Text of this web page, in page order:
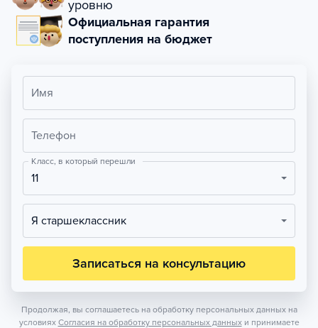
уровню
Официальная гарантия
поступления на бюджет
Имя
Телефон
Класс, в который перешли
11
Я старшеклассник
Записаться на консультацию
Продолжая, вы соглашаетесь на обработку персональных данных на
условиях Согласия на обработку персональных данных и принимаете